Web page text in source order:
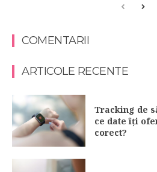
COMENTARII
ARTICOLE RECENTE
Tracking de
ce date îți
corect?